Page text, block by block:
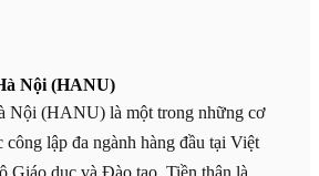
chứng chỉ năng lực ngoại ngữ
ngữ, Ngôn ngữ học (Anh, Trung,
và Văn hóa - Quốc tế học. Điểm
Nội (HANU)
Nội (HANU) là một trong những cơ
công lập đa ngành hàng đầu tại Việt
Giáo dục và Đào tạo. Tiền thân là